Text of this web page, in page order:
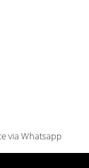
via Whatsapp